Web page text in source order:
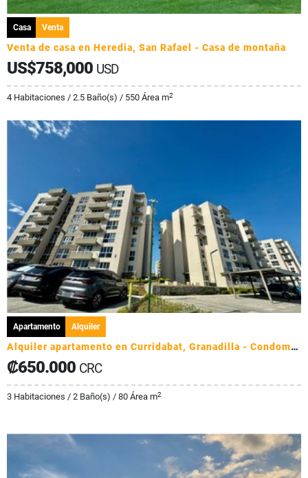
Casa Venta
Venta de casa en Heredia, San Rafael - Casa de montaña
US$758,000 USD
4 Habitaciones / 2.5 Baño(s) / 550 Área m2
Apartamento Alquiler
Alquiler apartamento en Curridabat, Granadilla - Condominio Monte Alto
₡650.000 CRC
3 Habitaciones / 2 Baño(s) / 80 Área m2